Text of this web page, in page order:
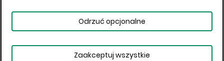
Warunki korzystania
Dane osobowe
Odrzuć opcjonalne
Zaakceptuj wszystkie